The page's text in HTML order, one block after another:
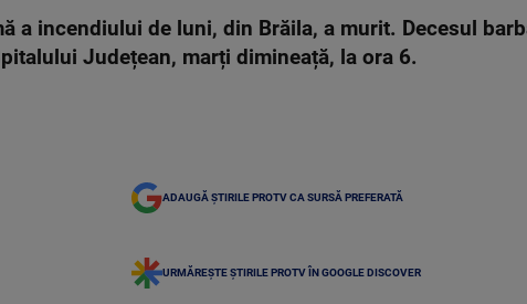
a incendiului de luni, din Brăila, a murit. Decesul
Județean, marți dimineață, la ora 6.
ADAUGĂ ȘTIRILE PROTV CA SURSĂ PREFERATĂ
URMĂREȘTE ȘTIRILE PROTV ÎN GOOGLE DISCOVER